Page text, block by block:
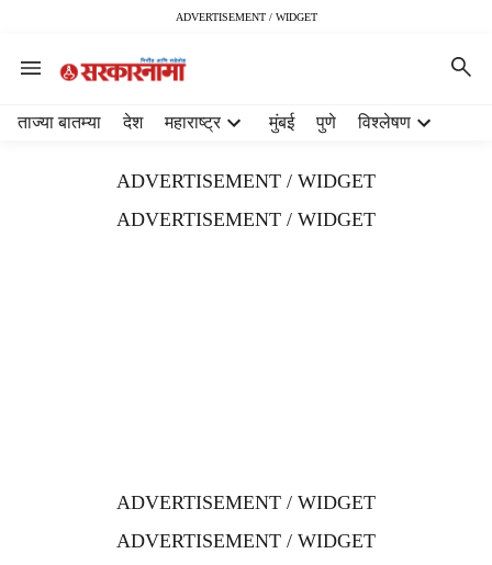
ADVERTISEMENT / WIDGET
ताज्या बातम्या देश महाराष्ट्र मुंबई पुणे विश्लेषण
ADVERTISEMENT / WIDGET
ADVERTISEMENT / WIDGET
ADVERTISEMENT / WIDGET
ADVERTISEMENT / WIDGET